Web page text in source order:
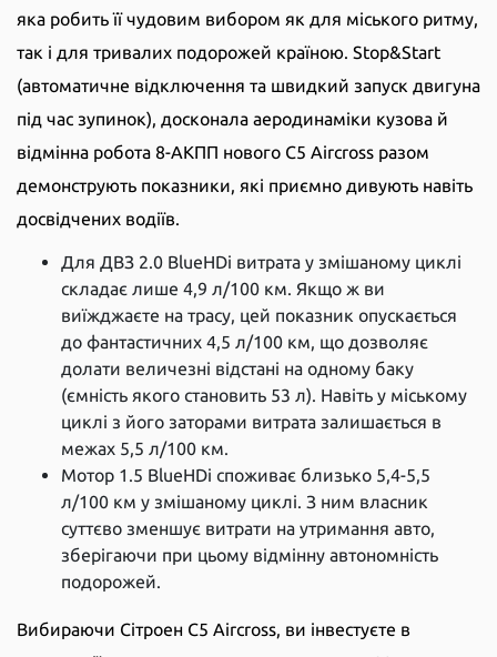
яка робить її чудовим вибором як для міського ритму,
так і для тривалих подорожей країною. Stop&Start
(автоматичне відключення та швидкий запуск двигуна
під час зупинок), досконала аеродинаміки кузова й
відмінна робота 8-АКПП нового C5 Aircross разом
демонструють показники, які приємно дивують навіть
досвідчених водіїв.
Для ДВЗ 2.0 BlueHDi витрата у змішаному циклі
складає лише 4,9 л/100 км. Якщо ж ви
виїжджаєте на трасу, цей показник опускається
до фантастичних 4,5 л/100 км, що дозволяє
долати величезні відстані на одному баку
(ємність якого становить 53 л). Навіть у міському
циклі з його заторами витрата залишається в
межах 5,5 л/100 км.
Мотор 1.5 BlueHDi споживає близько 5,4-5,5
л/100 км у змішаному циклі. З ним власник
суттєво зменшує витрати на утримання авто,
зберігаючи при цьому відмінну автономність
подорожей.
Вибираючи Сітроен C5 Aircross, ви інвестуєте в